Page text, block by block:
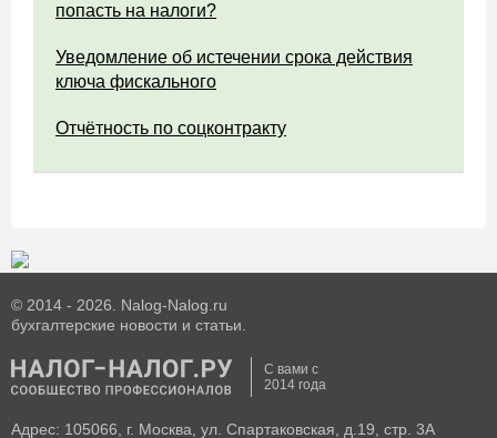
попасть на налоги?
Уведомление об истечении срока действия
ключа фискального
Отчётность по соцконтракту
© 2014 - 2026. Nalog-Nalog.ru
бухгалтерские новости и статьи.
С вами с
2014 года
Адрес: 105066, г. Москва, ул. Спартаковская, д.19, стр. 3А